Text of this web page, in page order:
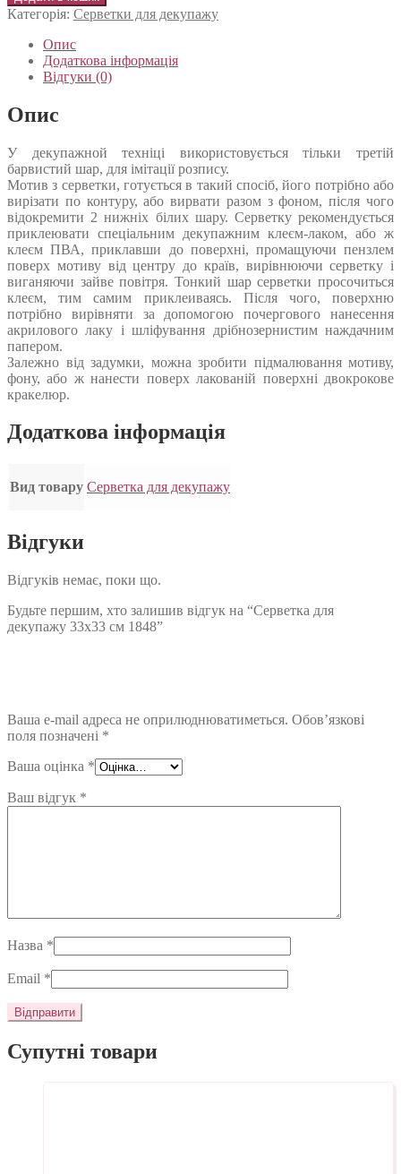
Категорія: Серветки для декупажу
Опис
Додаткова інформація
Відгуки (0)
Опис
У декупажной техніці використовується тільки третій
барвистий шар, для імітації розпису.
Мотив з серветки, готується в такий спосіб, його потрібно або
вирізати по контуру, або вирвати разом з фоном, після чого
відокремити 2 нижніх білих шару. Серветку рекомендується
приклеювати спеціальним декупажним клеєм-лаком, або ж
клеєм ПВА, приклавши до поверхні, промащуючи пензлем
поверх мотиву від центру до країв, вирівнюючи серветку і
виганяючи зайве повітря. Тонкий шар серветки просочиться
клеєм, тим самим приклеиваясь. Після чого, поверхню
потрібно вирівняти за допомогою почергового нанесення
акрилового лаку і шліфування дрібнозернистим наждачним
папером.
Залежно від задумки, можна зробити підмалювання мотиву,
фону, або ж нанести поверх лакованій поверхні двокрокове
кракелюр.
Додаткова інформація
Вид товару Серветка для декупажу
Відгуки
Відгуків немає, поки що.
Будьте першим, хто залишив відгук на “Серветка для
декупажу 33х33 см 1848”
Ваша e-mail адреса не оприлюднюватиметься. Обов’язкові
поля позначені *
Ваша оцінка *
Ваш відгук *
Назва *
Email *
Супутні товари